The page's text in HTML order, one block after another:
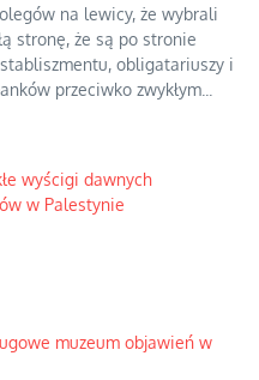
na lewicy, że wybrali
stronę, że są po stronie
obligatariuszy i
przeciwko zwykłym...